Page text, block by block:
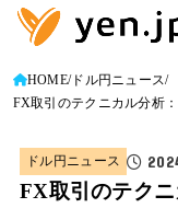
HOME ドル円ニュース
FX取引のテクニカル分析
ドル円ニュース
FX取引のテク